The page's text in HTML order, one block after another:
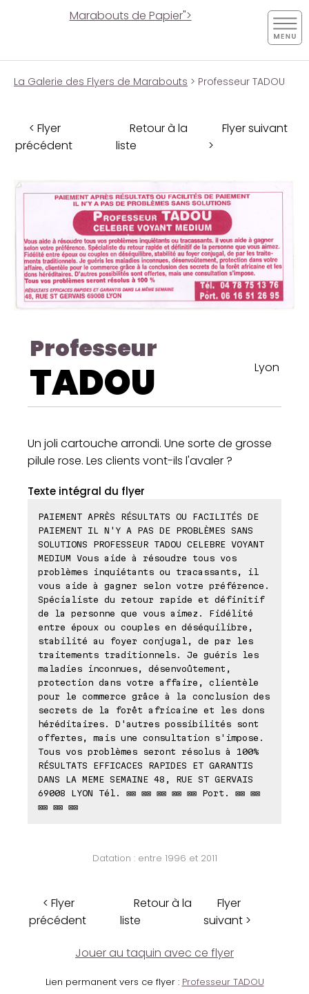
Marabouts de Papier">
La Galerie des Flyers de Marabouts > Professeur TADOU
< Flyer
précédent
Retour à la
liste
Flyer suivant
>
Professeur
TADOU Lyon
Un joli cartouche arrondi. Une sorte de grosse
pilule rose. Les clients vont-ils l'avaler ?
Texte intégral du flyer
PAIEMENT APRÈS RÉSULTATS OU FACILITÉS DE
PAIEMENT IL N'Y A PAS DE PROBLÈMES SANS
SOLUTIONS PROFESSEUR TADOU CELEBRE VOYANT
MEDIUM Vous aide à résoudre tous vos
problèmes inquiétants ou tracassants, il
vous aide à gagner selon votre préférence.
Spécialiste du retour rapide et définitif
de la personne que vous aimez. Fidélité
entre époux ou couples en déséquilibre,
stabilité au foyer conjugal, de par les
traitements traditionnels. Je guéris les
maladies inconnues, désenvoûtement,
protection dans votre affaire, clientèle
pour le commerce grâce à la conclusion des
secrets de la forêt africaine et les dons
héréditaires. D'autres possibilités sont
offertes, mais une consultation s'impose.
Tous vos problèmes seront résolus à 100%
RÉSULTATS EFFICACES RAPIDES ET GARANTIS
DANS LA MEME SEMAINE 48, RUE ST GERVAIS
69008 LYON Tél. ⊠⊠ ⊠⊠ ⊠⊠ ⊠⊠ ⊠⊠ Port. ⊠⊠ ⊠⊠
⊠⊠ ⊠⊠ ⊠⊠
Datation : entre 1996 et 2011
< Flyer
précédent
Retour à la
liste
Flyer
suivant >
Jouer au taquin avec ce flyer
Lien permanent vers ce flyer : Professeur TADOU